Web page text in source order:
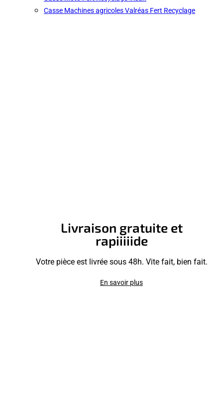
Casse Machines agricoles Valréas Fert Recyclage
Livraison gratuite et
rapiiiiide
Votre pièce est livrée sous 48h. Vite fait, bien fait.
En savoir plus